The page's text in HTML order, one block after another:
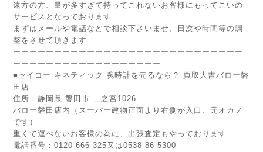
遠方の方、量が多すぎて持ってこれないお客様にもってこいの
サービスとなっております
まずはメールや電話などで相談下さいませ、日次や時間等の調
整をさせて頂きます
ーーーーーーーーーーーーーーーーーーーーーーーーーーーー
ーーーーーーーーーーーーーーーーーー
■ セイコー キネティック 腕時計を売るなら？ 買取大吉バロー磐
田店
住所：静岡県 磐田市 二之宮1026
バロー磐田店内（スーパー建物正面より右側が入口、元オカノ
です）
重くて運べないお客様の為に、出張査定もやっております
電話番号：0120-666-325又は0538-86-5300